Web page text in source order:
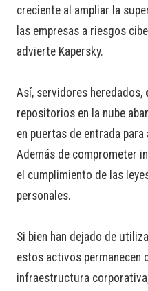
creciente al ampliar la
las empresas a riesgos
advierte Kapersky.
Así, servidores heredados,
repositorios en la nube
en puertas de entrada para
Además de comprometer
el cumplimiento de las
personales.
Si bien han dejado de
estos activos permanecen
infraestructura